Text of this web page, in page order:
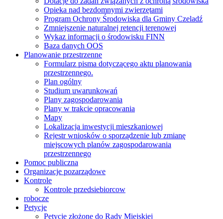
Opieka nad bezdomnymi zwierzętami
Program Ochrony Środowiska dla Gminy Czeladź
Zmniejszenie naturalnej retencji terenowej
Wykaz informacji o środowisku FINN
Baza danych OOS
Planowanie przestrzenne
Formularz pisma dotyczącego aktu planowania
przestrzennego.
Plan ogólny
Studium uwarunkowań
Plany zagospodarowania
Plany w trakcie opracowania
Mapy
Lokalizacja inwestycji mieszkaniowej
Rejestr wniosków o sporządzenie lub zmianę
miejscowych planów zagospodarowania
przestrzennego
Pomoc publiczna
Organizacje pozarządowe
Kontrole
Kontrole przedsiebiorcow
robocze
Petycje
Petycje złożone do Rady Miejskiej